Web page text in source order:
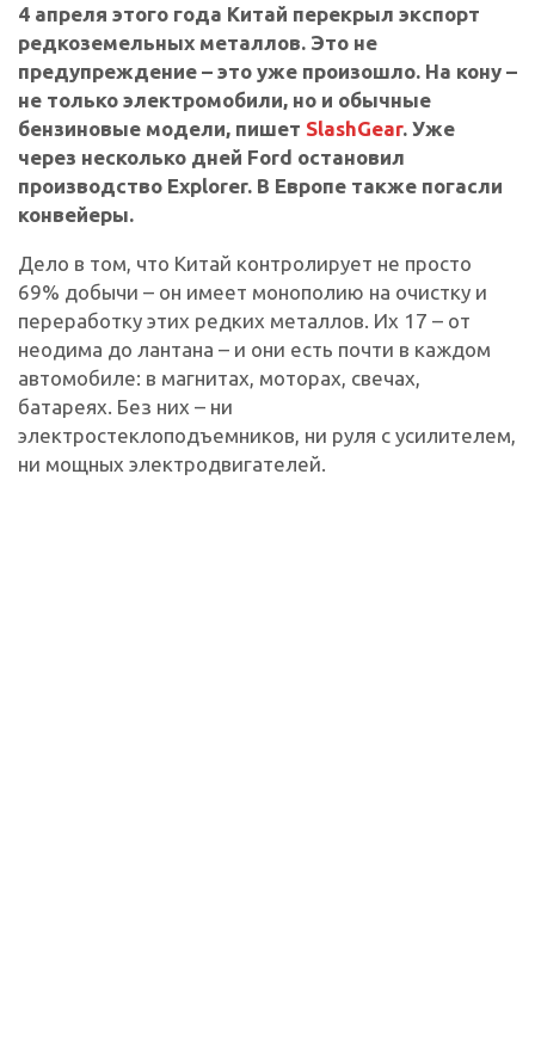
4 апреля этого года Китай перекрыл экспорт
редкоземельных металлов. Это не
предупреждение – это уже произошло. На кону –
не только электромобили, но и обычные
бензиновые модели, пишет SlashGear. Уже
через несколько дней Ford остановил
производство Explorer. В Европе также погасли
конвейеры.
Дело в том, что Китай контролирует не просто
69% добычи – он имеет монополию на очистку и
переработку этих редких металлов. Их 17 – от
неодима до лантана – и они есть почти в каждом
автомобиле: в магнитах, моторах, свечах,
батареях. Без них – ни
электростеклоподъемников, ни руля с усилителем,
ни мощных электродвигателей.